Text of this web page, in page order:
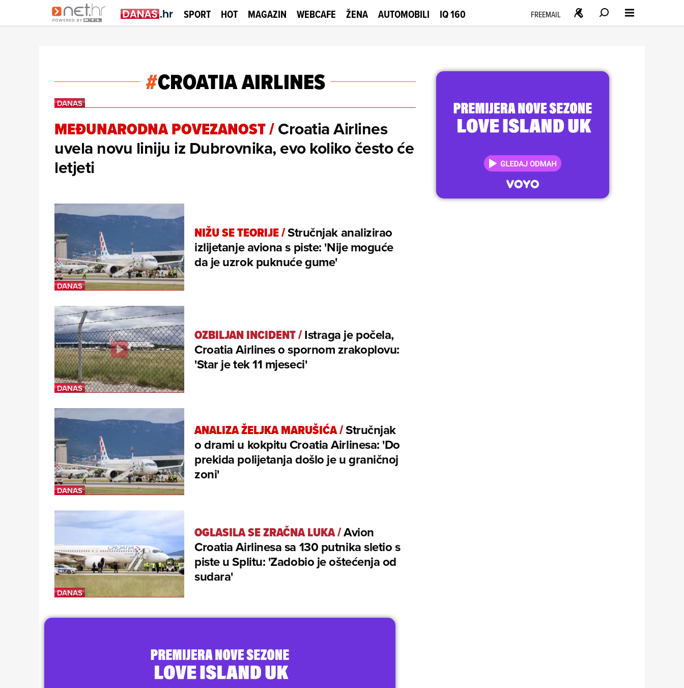
SPORT HOT MAGAZIN WEBCAFE ŽENA AUTOMOBILI IQ 160 FREEMAIL
#CROATIA AIRLINES
MEĐUNARODNA POVEZANOST/Croatia Airlines
uvela novu liniju iz Dubrovnika, evo koliko često će
letjeti
NIŽU SE TEORIJE/Stručnjak analizirao
izlijetanje aviona s piste: 'Nije moguće
da je uzrok puknuće gume'
OZBILJAN INCIDENT/Istraga je počela,
Croatia Airlines o spornom zrakoplovu:
'Star je tek 11 mjeseci'
ANALIZA ŽELJKA MARUŠIĆA/Stručnjak
o drami u kokpitu Croatia Airlinesa: 'Do
prekida polijetanja došlo je u graničnoj
zoni'
OGLASILA SE ZRAČNA LUKA/Avion
Croatia Airlinesa sa 130 putnika sletio s
piste u Splitu: 'Zadobio je oštećenja od
sudara'